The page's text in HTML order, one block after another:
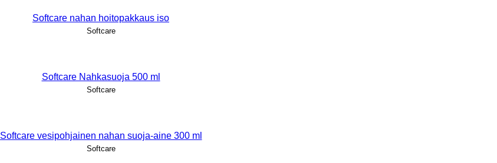
Softcare nahan hoitopakkaus iso
Softcare
Softcare Nahkasuoja 500 ml
Softcare
Softcare vesipohjainen nahan suoja-aine 300 ml
Softcare